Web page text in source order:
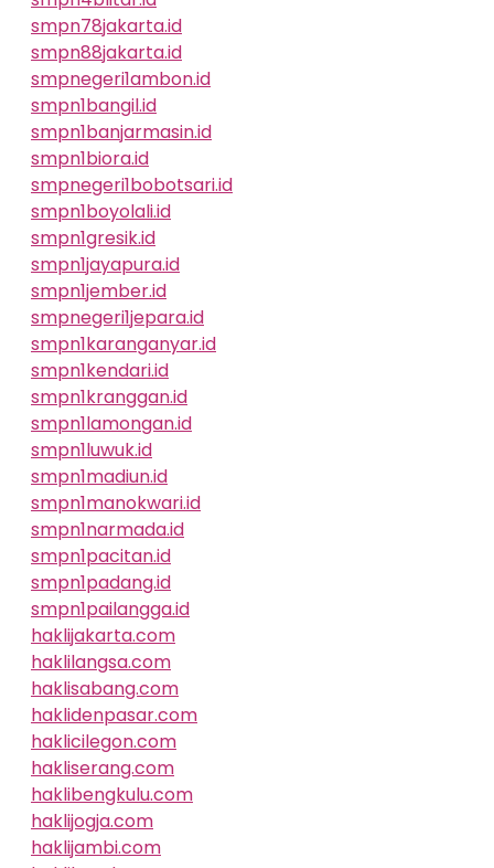
smpn78jakarta.id
smpn88jakarta.id
smpnegeri1ambon.id
smpn1bangil.id
smpn1banjarmasin.id
smpn1biora.id
smpnegeri1bobotsari.id
smpn1boyolali.id
smpn1gresik.id
smpn1jayapura.id
smpn1jember.id
smpnegeri1jepara.id
smpn1karanganyar.id
smpn1kendari.id
smpn1kranggan.id
smpn1lamongan.id
smpn1luwuk.id
smpn1madiun.id
smpn1manokwari.id
smpn1narmada.id
smpn1pacitan.id
smpn1padang.id
smpn1pailangga.id
haklijakarta.com
haklilangsa.com
haklisabang.com
haklidenpasar.com
haklicilegon.com
hakliserang.com
haklibengkulu.com
haklijogja.com
haklijambi.com